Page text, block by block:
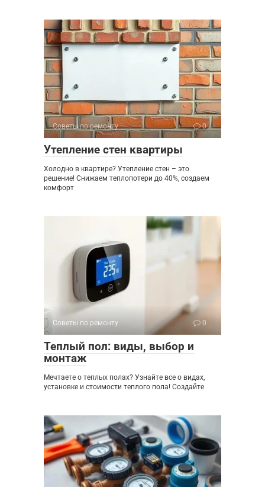
Советы по ремонту 0
Утепление стен квартиры
Холодно в квартире? Утепление стен – это
решение! Снижаем теплопотери до 40%, создаем
комфорт
Советы по ремонту 0
Теплый пол: виды, выбор и
монтаж
Мечтаете о теплых полах? Узнайте все о видах,
установке и стоимости теплого пола! Создайте